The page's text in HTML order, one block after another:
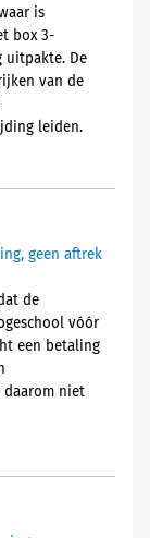
is
box 3-
uitpakte. De
van de
leiden.
geen aftrek
de
vóór
een betaling
daarom niet